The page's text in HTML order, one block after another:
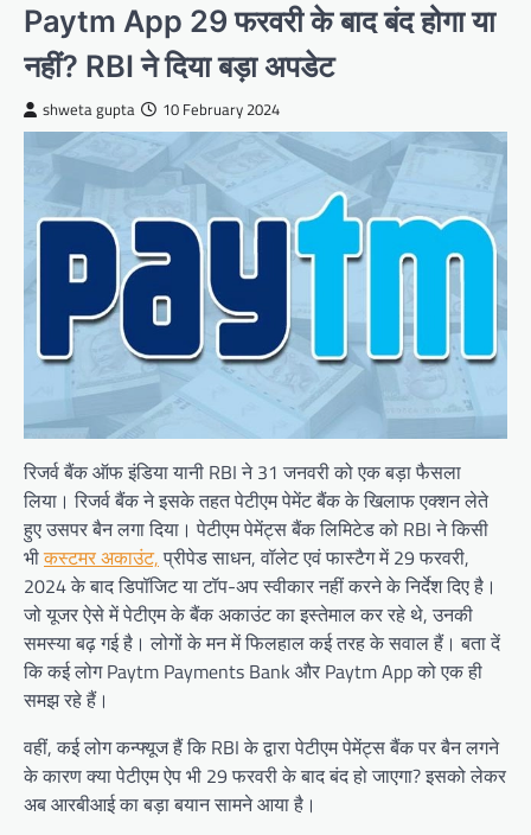
Paytm App 29 फरवरी के बाद बंद होगा या
नहीं? RBI ने दिया बड़ा अपडेट
shweta gupta 10 February 2024
रिजर्व बैंक ऑफ इंडिया यानी RBI ने 31 जनवरी को एक बड़ा फैसला
लिया। रिजर्व बैंक ने इसके तहत पेटीएम पेमेंट बैंक के खिलाफ एक्शन लेते
हुए उसपर बैन लगा दिया। पेटीएम पेमेंट्स बैंक लिमिटेड को RBI ने किसी
भीकस्टमर अकाउंट,प्रीपेड साधन, वॉलेट एवं फास्टैग में 29 फरवरी,
2024 के बाद डिपॉजिट या टॉप-अप स्वीकार नहीं करने के निर्देश दिए है।
जो यूजर ऐसे में पेटीएम के बैंक अकाउंट का इस्तेमाल कर रहे थे, उनकी
समस्या बढ़ गई है। लोगों के मन में फिलहाल कई तरह के सवाल हैं। बता दें
कि कई लोग Paytm Payments Bank और Paytm App को एक ही
समझ रहे हैं।
वहीं, कई लोग कन्फ्यूज हैं कि RBI के द्वारा पेटीएम पेमेंट्स बैंक पर बैन लगने
के कारण क्या पेटीएम ऐप भी 29 फरवरी के बाद बंद हो जाएगा? इसको लेकर
अब आरबीआई का बड़ा बयान सामने आया है।